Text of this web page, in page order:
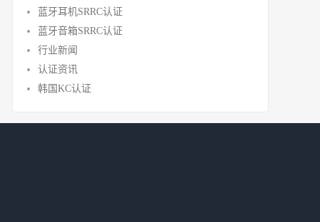
蓝牙耳机SRRC认证
蓝牙音箱SRRC认证
行业新闻
认证资讯
韩国KC认证